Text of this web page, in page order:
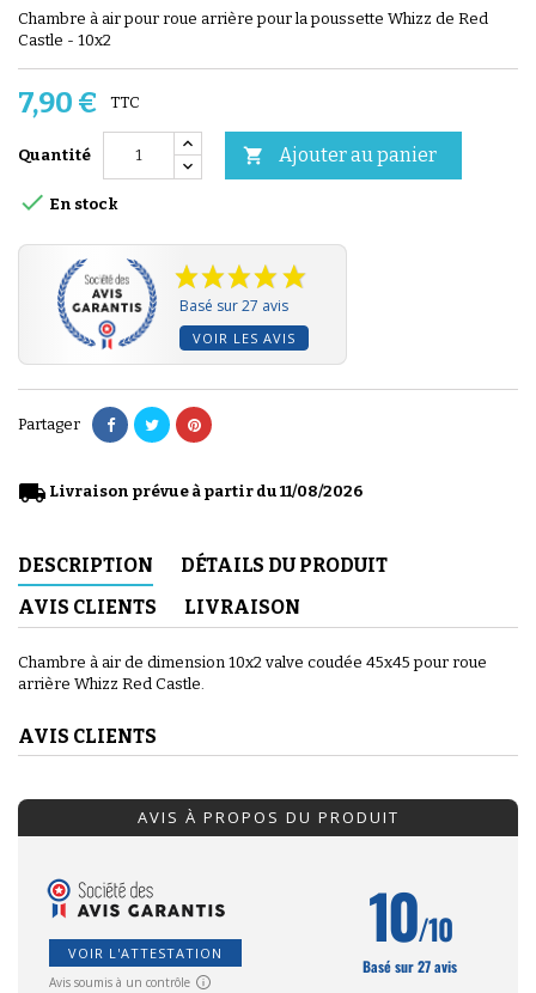
Chambre à air pour roue arrière pour la poussette Whizz de Red
Castle - 10x2
7,90 € TTC
Quantité  Ajouter au panier
 En stock
Basé sur 27 avis
VOIR LES AVIS
Partager
local_shipping Livraison prévue à partir du 11/08/2026
DESCRIPTION
DÉTAILS DU PRODUIT
AVIS CLIENTS
LIVRAISON
Chambre à air de dimension 10x2 valve coudée 45x45 pour roue
arrière Whizz Red Castle.
AVIS CLIENTS
AVIS À PROPOS DU PRODUIT
VOIR L'ATTESTATION
Avis soumis à un contrôle
10/10
Basé sur 27 avis